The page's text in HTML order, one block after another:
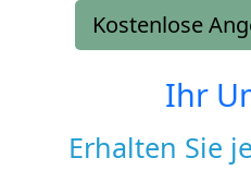
Kostenlose
Ihr
Erhalten Sie